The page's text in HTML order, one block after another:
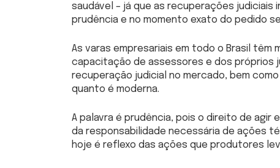
saudável – já que as recuperações
prudência e no momento exato do pedido
As varas empresariais em todo o Brasil têm
capacitação de assessores e dos próprios
recuperação judicial no mercado, bem
quanto é moderna.
A palavra é prudência, pois o direito de
da responsabilidade necessária de ações
hoje é reflexo das ações que produtores